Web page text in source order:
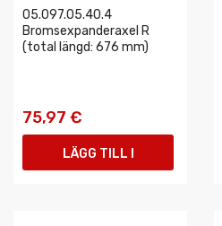
05.097.05.40.4
Bromsexpanderaxel R
(total längd: 676 mm)
75,97 €
LÄGG TILL I